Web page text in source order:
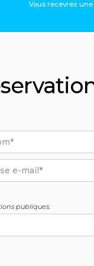
Vous recevrez
publiques.